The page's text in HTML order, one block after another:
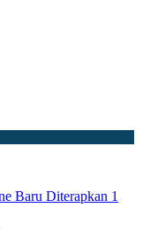
Baru Diterapkan 1